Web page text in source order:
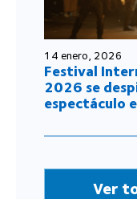
14 enero, 2026
Festival
2026 se
espectáculo
Ver